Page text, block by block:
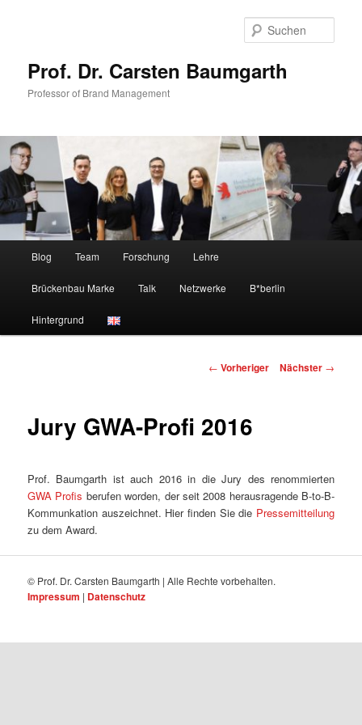
Prof. Dr. Carsten Baumgarth
Professor of Brand Management
Blog Team Forschung Lehre
Brückenbau Marke Talk Netzwerke B*berlin
Hintergrund
Beitragsnavigation
← Vorheriger Nächster →
Jury GWA-Profi 2016
Prof. Baumgarth ist auch 2016 in die Jury des renommierten
GWA Profis berufen worden, der seit 2008 herausragende B-to-B-
Kommunkation auszeichnet. Hier finden Sie die Pressemitteilung
zu dem Award.
© Prof. Dr. Carsten Baumgarth | Alle Rechte vorbehalten.
Impressum | Datenschutz